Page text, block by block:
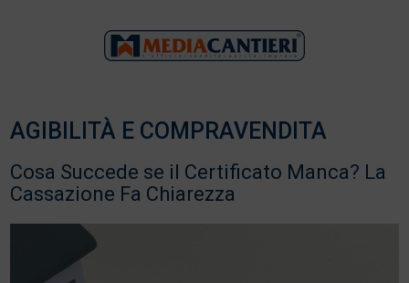
AGIBILITÀ E COMPRAVENDITA
Cosa Succede se il Certificato Manca? La
Cassazione Fa Chiarezza